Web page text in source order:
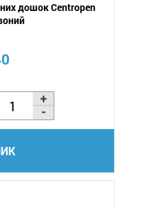
дошок Centropen